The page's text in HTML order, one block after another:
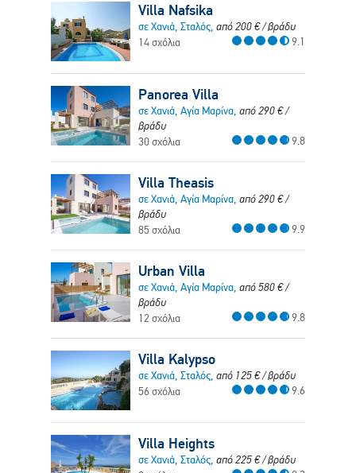
Villa Nafsika
σε Χανιά, Σταλός, από200€/ βράδυ
14 σχόλια
9.1
Panorea Villa
σε Χανιά, Αγία Μαρίνα, από290€/
βράδυ
30 σχόλια
9.8
Villa Theasis
σε Χανιά, Αγία Μαρίνα, από290€/
βράδυ
85 σχόλια
9.9
Urban Villa
σε Χανιά, Αγία Μαρίνα, από580€/
βράδυ
12 σχόλια
9.8
Villa Kalypso
σε Χανιά, Σταλός, από 125€/ βράδυ
56 σχόλια
9.6
Villa Heights
σε Χανιά, Σταλός, από225€/ βράδυ